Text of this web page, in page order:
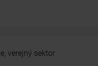
verejný sektor